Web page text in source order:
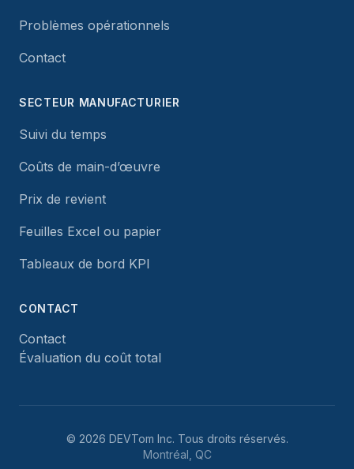
Problèmes opérationnels
Contact
SECTEUR MANUFACTURIER
Suivi du temps
Coûts de main-d’œuvre
Prix de revient
Feuilles Excel ou papier
Tableaux de bord KPI
CONTACT
Contact
Évaluation du coût total
© 2026 DEVTom Inc. Tous droits réservés.
Montréal, QC